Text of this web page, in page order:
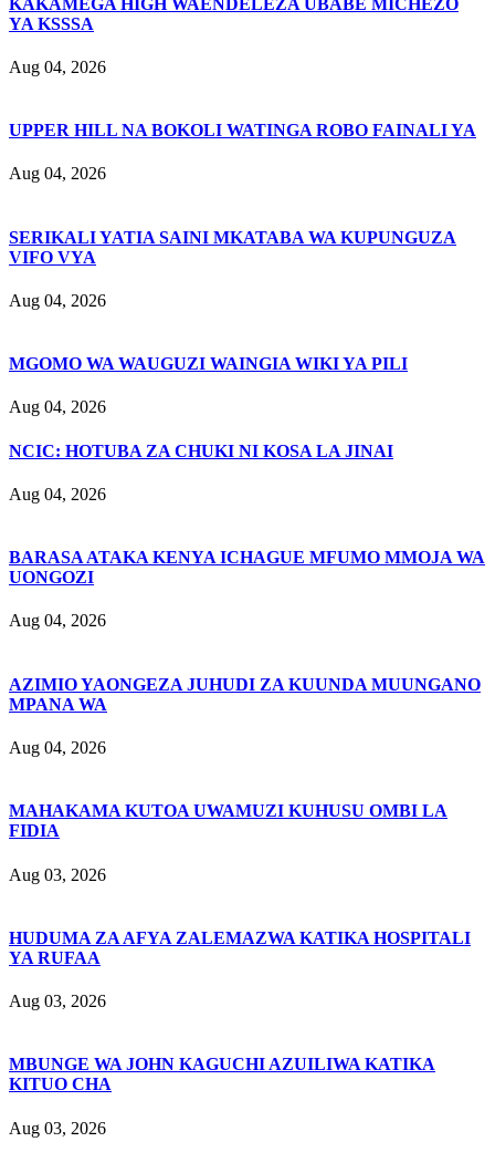
YA KSSSA
Aug 04, 2026
UPPER HILL NA BOKOLI WATINGA ROBO FAINALI YA
Aug 04, 2026
SERIKALI YATIA SAINI MKATABA WA KUPUNGUZA
VIFO VYA
Aug 04, 2026
MGOMO WA WAUGUZI WAINGIA WIKI YA PILI
Aug 04, 2026
NCIC: HOTUBA ZA CHUKI NI KOSA LA JINAI
Aug 04, 2026
BARASA ATAKA KENYA ICHAGUE MFUMO MMOJA WA
UONGOZI
Aug 04, 2026
AZIMIO YAONGEZA JUHUDI ZA KUUNDA MUUNGANO
MPANA WA
Aug 04, 2026
MAHAKAMA KUTOA UWAMUZI KUHUSU OMBI LA
FIDIA
Aug 03, 2026
HUDUMA ZA AFYA ZALEMAZWA KATIKA HOSPITALI
YA RUFAA
Aug 03, 2026
MBUNGE WA JOHN KAGUCHI AZUILIWA KATIKA
KITUO CHA
Aug 03, 2026